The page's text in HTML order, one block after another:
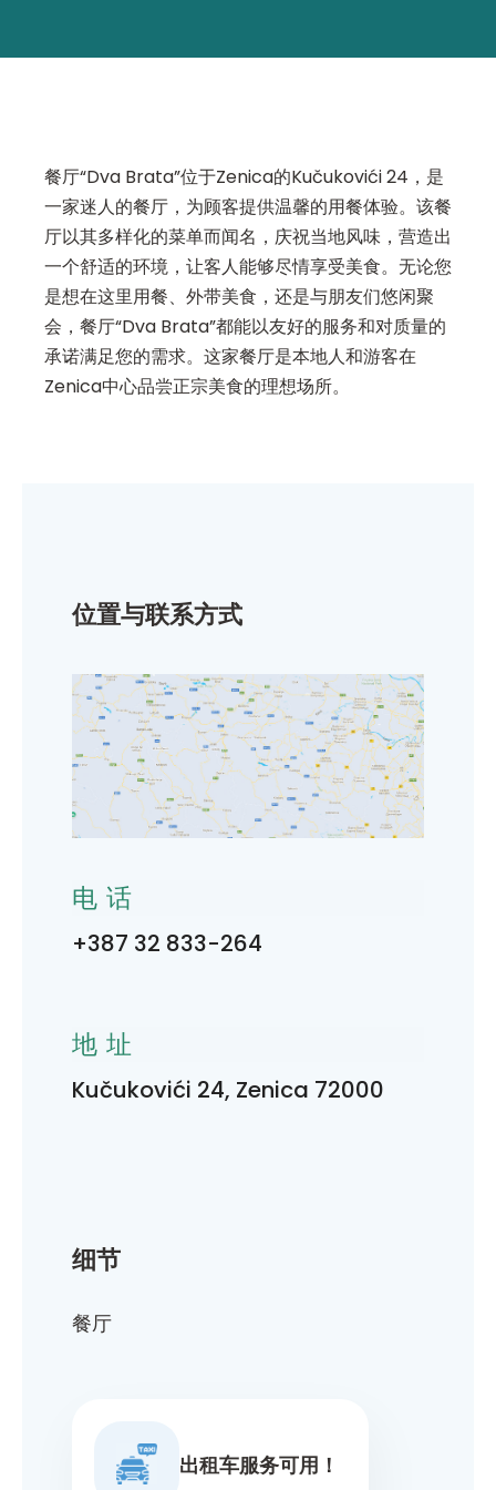
餐厅“Dva Brata”位于Zenica的Kučukovići 24，是
一家迷人的餐厅，为顾客提供温馨的用餐体验。该餐
厅以其多样化的菜单而闻名，庆祝当地风味，营造出
一个舒适的环境，让客人能够尽情享受美食。无论您
是想在这里用餐、外带美食，还是与朋友们悠闲聚
会，餐厅“Dva Brata”都能以友好的服务和对质量的
承诺满足您的需求。这家餐厅是本地人和游客在
Zenica中心品尝正宗美食的理想场所。
细节
餐厅
出租车服务可用！
位置与联系方式
电话
+387 32 833-264
地址
Kučukovići 24, Zenica 72000